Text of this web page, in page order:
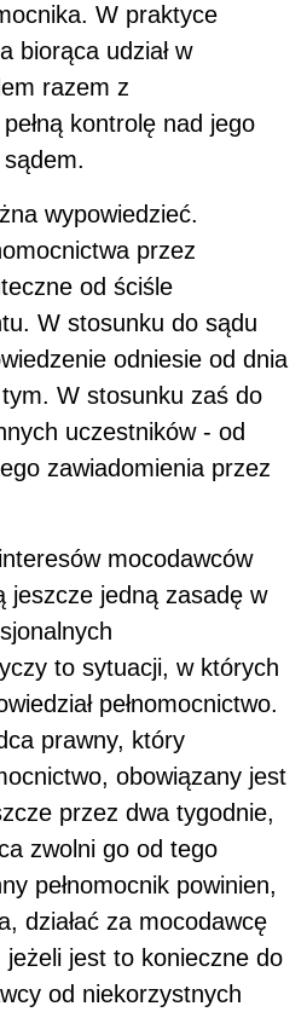
W praktyce
biorąca udział w
razem z
kontrolę nad jego
wypowiedzieć.
przez
od ściśle
W stosunku do sądu
odniesie od dnia
W stosunku zaś do
uczestników - od
zawiadomienia przez
mocodawców
jeszcze jedną zasadę w
to sytuacji, w których
pełnomocnictwo.
prawny, który
obowiązany jest
przez dwa tygodnie,
zwolni go od tego
pełnomocnik powinien,
działać za mocodawcę
jest to konieczne do
od niekorzystnych